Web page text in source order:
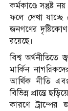
কর্মকাণ্ডে সন্তুষ্ট
ফলে দেখা যাচ্ছে
জনগণের দৃষ্টিকোণ
রয়েছে।
বিশ্ব অর্থনীতিতে
মার্কিন
আর্থিক নীতি
বিভিন্ন প্রান্তে
কারণে